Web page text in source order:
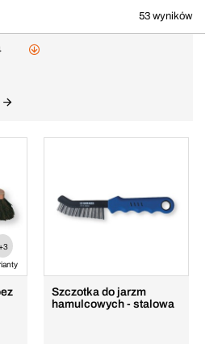
53 wyników
Szczotka do jarzm
hamulcowych - stalowa